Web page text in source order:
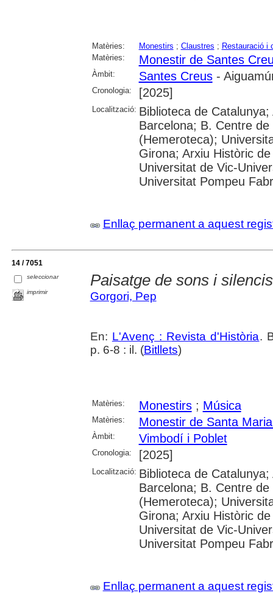
Matèries: Monestirs ; Claustres ; Restauració i
Matèries:
Monestir de Santes
Àmbit: Santes Creus-
Cronologia: [2025]
Localització: Biblioteca de
Barcelona; B. Centre
(Hemeroteca);
Girona; Arxiu Històric
Universitat de Vic-
Universitat Pompeu
Enllaç permanent a aquest
14 / 7051
seleccionar
imprimir
Paisatge de sons i silencis
Gorgori, Pep
En: L'Avenç : Revista d'Història.
p. 6-8 : il. (Bitllets)
Matèries: Monestirs; Música
Matèries: Monestir de Santa
Àmbit: Vimbodí i Poblet
Cronologia: [2025]
Localització: Biblioteca de
Barcelona; B. Centre
(Hemeroteca);
Girona; Arxiu Històric
Universitat de Vic-
Universitat Pompeu
Enllaç permanent a aquest